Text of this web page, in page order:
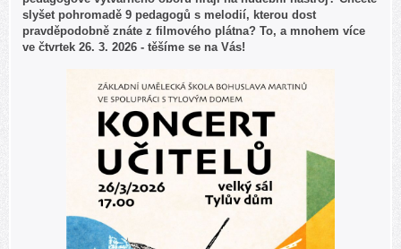
slyšet pohromadě 9 pedagogů s melodií, kterou dost
pravděpodobně znáte z filmového plátna? To, a mnohem více
ve čtvrtek 26. 3. 2026 - těšíme se na Vás!